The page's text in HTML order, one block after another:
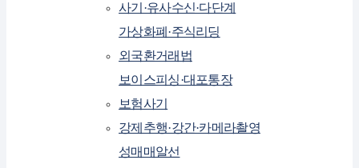
사기·유사수신·다단계
가상화폐·주식리딩
외국환거래법
보이스피싱·대포통장
보험사기
강제추행·강간·카메라촬영
성매매알선